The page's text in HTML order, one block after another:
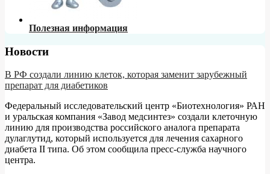
Полезная информация
Новости
В РФ создали линию клеток, которая заменит зарубежный
препарат для диабетиков
Федеральный исследовательский центр «Биотехнология» РАН
и уральская компания «Завод медсинтез» создали клеточную
линию для производства российского аналога препарата
дулаглутид, который используется для лечения сахарного
диабета II типа. Об этом сообщила пресс-служба научного
центра.